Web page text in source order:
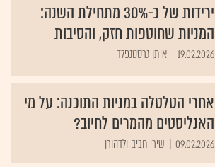
ירידות של כ-30% מתחילת השנה:
המניות שחוטפות חזק, והסיבות
19.02.2026 איתן גרסטנפלד
אחרי הטלטלה במניות התוכנה: על מי
האנליסטים מהמרים לחיוב?
09.02.2026 שירי חביב-ולדהורן